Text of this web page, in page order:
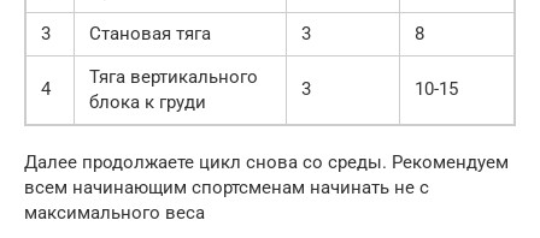
3
Становая тяга 3 8
4
Тяга вертикального
блока к груди
3 10-15
Далее продолжаете цикл снова со среды. Рекомендуем
всем начинающим спортсменам начинать не с
максимального веса